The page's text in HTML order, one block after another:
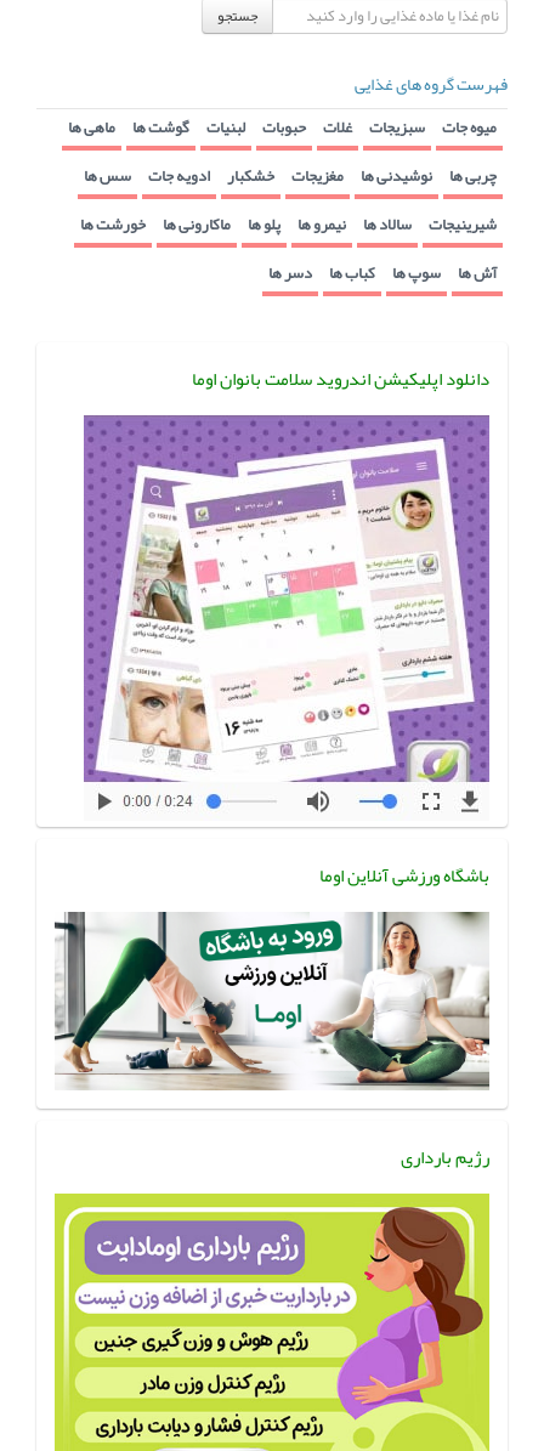
جستجو
فهرست گروه های غذایی
میوه جات سبزیجات غلات حبوبات لبنیات گوشت ها ماهی ها
چربی ها نوشیدنی ها مغزیجات خشکبار ادویه جات سس ها
شیرینیجات سالاد ها نیمرو ها پلو ها ماکارونی ها خورشت ها
آش ها سوپ ها کباب ها دسر ها
دانلود اپلیکیشن اندروید سلامت بانوان اوما
باشگاه ورزشی آنلاین اوما
رژیم بارداری